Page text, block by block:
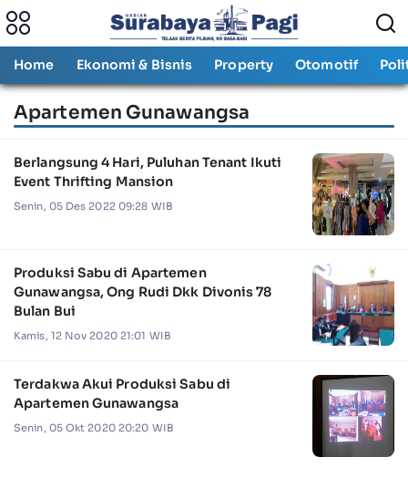
Home Ekonomi & Bisnis Property Otomotif
Apartemen Gunawangsa
Berlangsung 4 Hari, Puluhan Tenant Ikuti
Event Thrifting Mansion
Senin, 05 Des 2022 09:28 WIB
Produksi Sabu di Apartemen
Gunawangsa, Ong Rudi Dkk Divonis 78
Bulan Bui
Kamis, 12 Nov 2020 21:01 WIB
Terdakwa Akui Produksi Sabu di
Apartemen Gunawangsa
Senin, 05 Okt 2020 20:20 WIB